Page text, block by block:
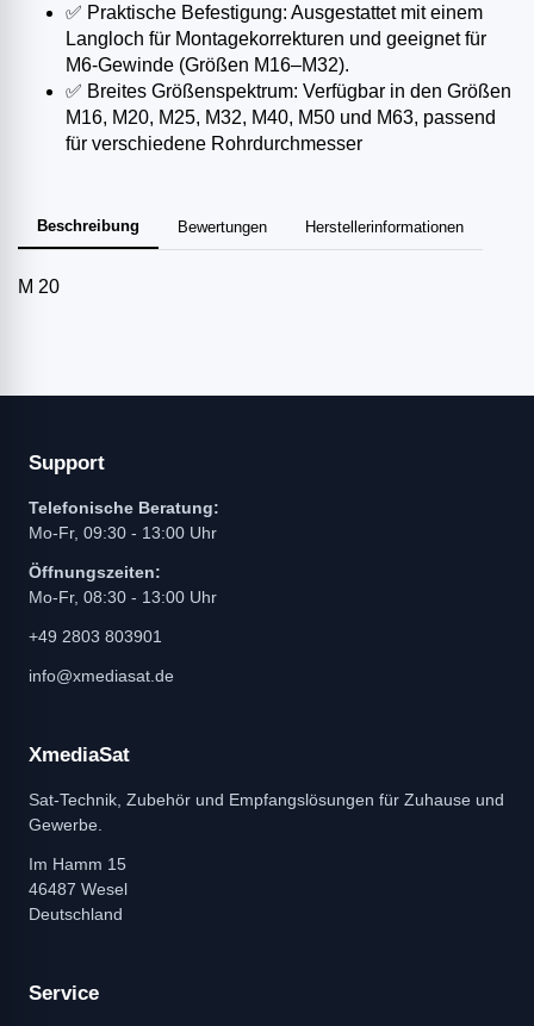
✅ Praktische Befestigung: Ausgestattet mit einem
Langloch für Montagekorrekturen und geeignet für
M6-Gewinde (Größen M16–M32).​
✅ Breites Größenspektrum: Verfügbar in den Größen
M16, M20, M25, M32, M40, M50 und M63, passend
für verschiedene Rohrdurchmesser
Beschreibung Bewertungen Herstellerinformationen
M 20
Support
Telefonische Beratung:
Mo-Fr, 09:30 - 13:00 Uhr
Öffnungszeiten:
Mo-Fr, 08:30 - 13:00 Uhr
+49 2803 803901
info@xmediasat.de
XmediaSat
Sat-Technik, Zubehör und Empfangslösungen für Zuhause und
Gewerbe.
Im Hamm 15
46487 Wesel
Deutschland
Service